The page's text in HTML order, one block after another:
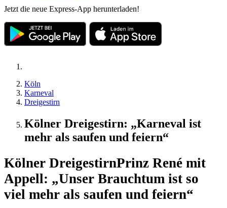
Jetzt die neue Express-App herunterladen!
Köln
Karneval
Dreigestirn
Kölner Dreigestirn: „Karneval ist
mehr als saufen und feiern“
Kölner DreigestirnPrinz René mit
Appell: „Unser Brauchtum ist so
viel mehr als saufen und feiern“